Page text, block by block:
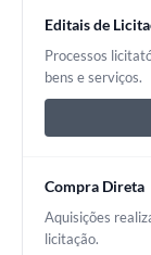
Editais de
Processos
bens e serviços.
Compra Direta
Aquisições
licitação.